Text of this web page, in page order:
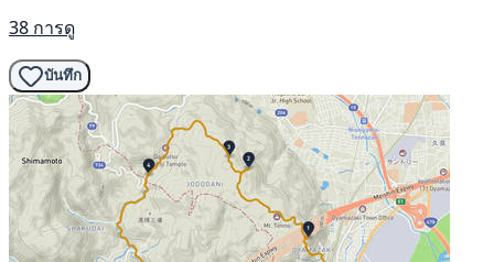
38 การดู
บันทึก